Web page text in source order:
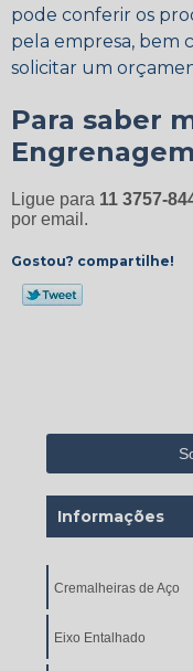
pode conferir os
pela empresa, bem
solicitar um
Para saber
Ligue para 11 3757-
por email.
Gostou? compartilhe!
Informações
Cremalheiras de Aço
Eixo Entalhado